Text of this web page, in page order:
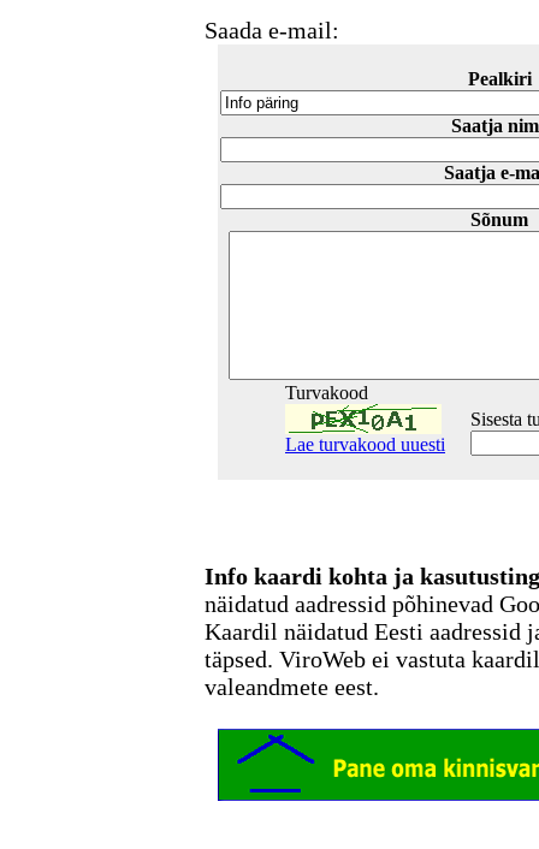
Saada e-mail:
Pealkiri
Saatja
Saatja e-
Sõnum
Turvakood
Lae turvakood uuesti
Sisesta
Info kaardi kohta ja
näidatud aadressid põhinevad
Kaardil näidatud Eesti aadressid
täpsed. ViroWeb ei vastuta
valeandmete eest.